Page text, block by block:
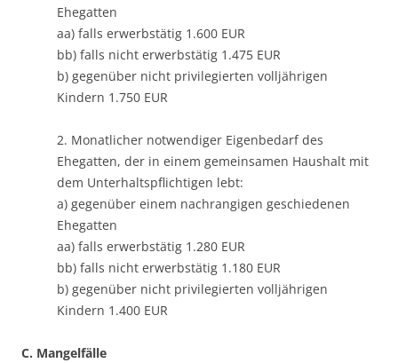
Ehegatten
aa) falls erwerbstätig 1.600 EUR
bb) falls nicht erwerbstätig 1.475 EUR
b) gegenüber nicht privilegierten volljährigen
Kindern 1.750 EUR
2. Monatlicher notwendiger Eigenbedarf des
Ehegatten, der in einem gemeinsamen Haushalt mit
dem Unterhaltspflichtigen lebt:
a) gegenüber einem nachrangigen geschiedenen
Ehegatten
aa) falls erwerbstätig 1.280 EUR
bb) falls nicht erwerbstätig 1.180 EUR
b) gegenüber nicht privilegierten volljährigen
Kindern 1.400 EUR
C. Mangelfälle